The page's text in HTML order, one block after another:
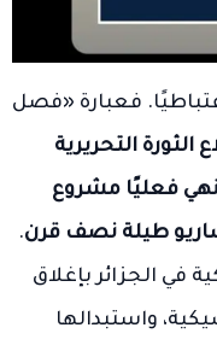
فعبارة «فصل
لإندلاع الثورة التحريرية
فعليًا مشروع
طيلة نصف قرن.
في الجزائر بإغلاق
واستبدالها